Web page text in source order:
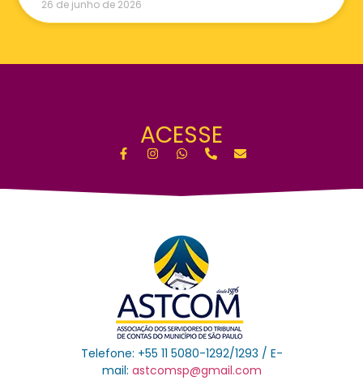
26 de junho de 2026
ACESSE
Telefone: +55 11 5080-1292/1293 / E-
mail: astcomsp@gmail.com